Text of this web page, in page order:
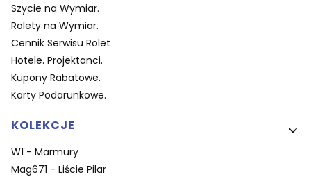
Szycie na Wymiar.
Rolety na Wymiar.
Cennik Serwisu Rolet
Hotele. Projektanci.
Kupony Rabatowe.
Karty Podarunkowe.
KOLEKCJE
W1 - Marmury
Mag671 - Liście Pilar